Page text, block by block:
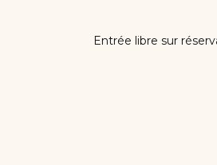
Entrée libre sur